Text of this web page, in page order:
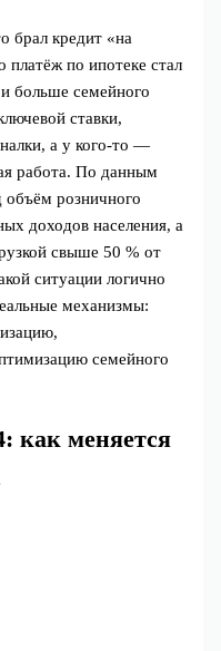
брал кредит «на
по ипотеке стал
больше семейного
ставки,
а у кого‑то —
работа. По данным
объём розничного
доходов населения, а
свыше 50 % от
ситуации логично
механизмы:
семейного
как меняется